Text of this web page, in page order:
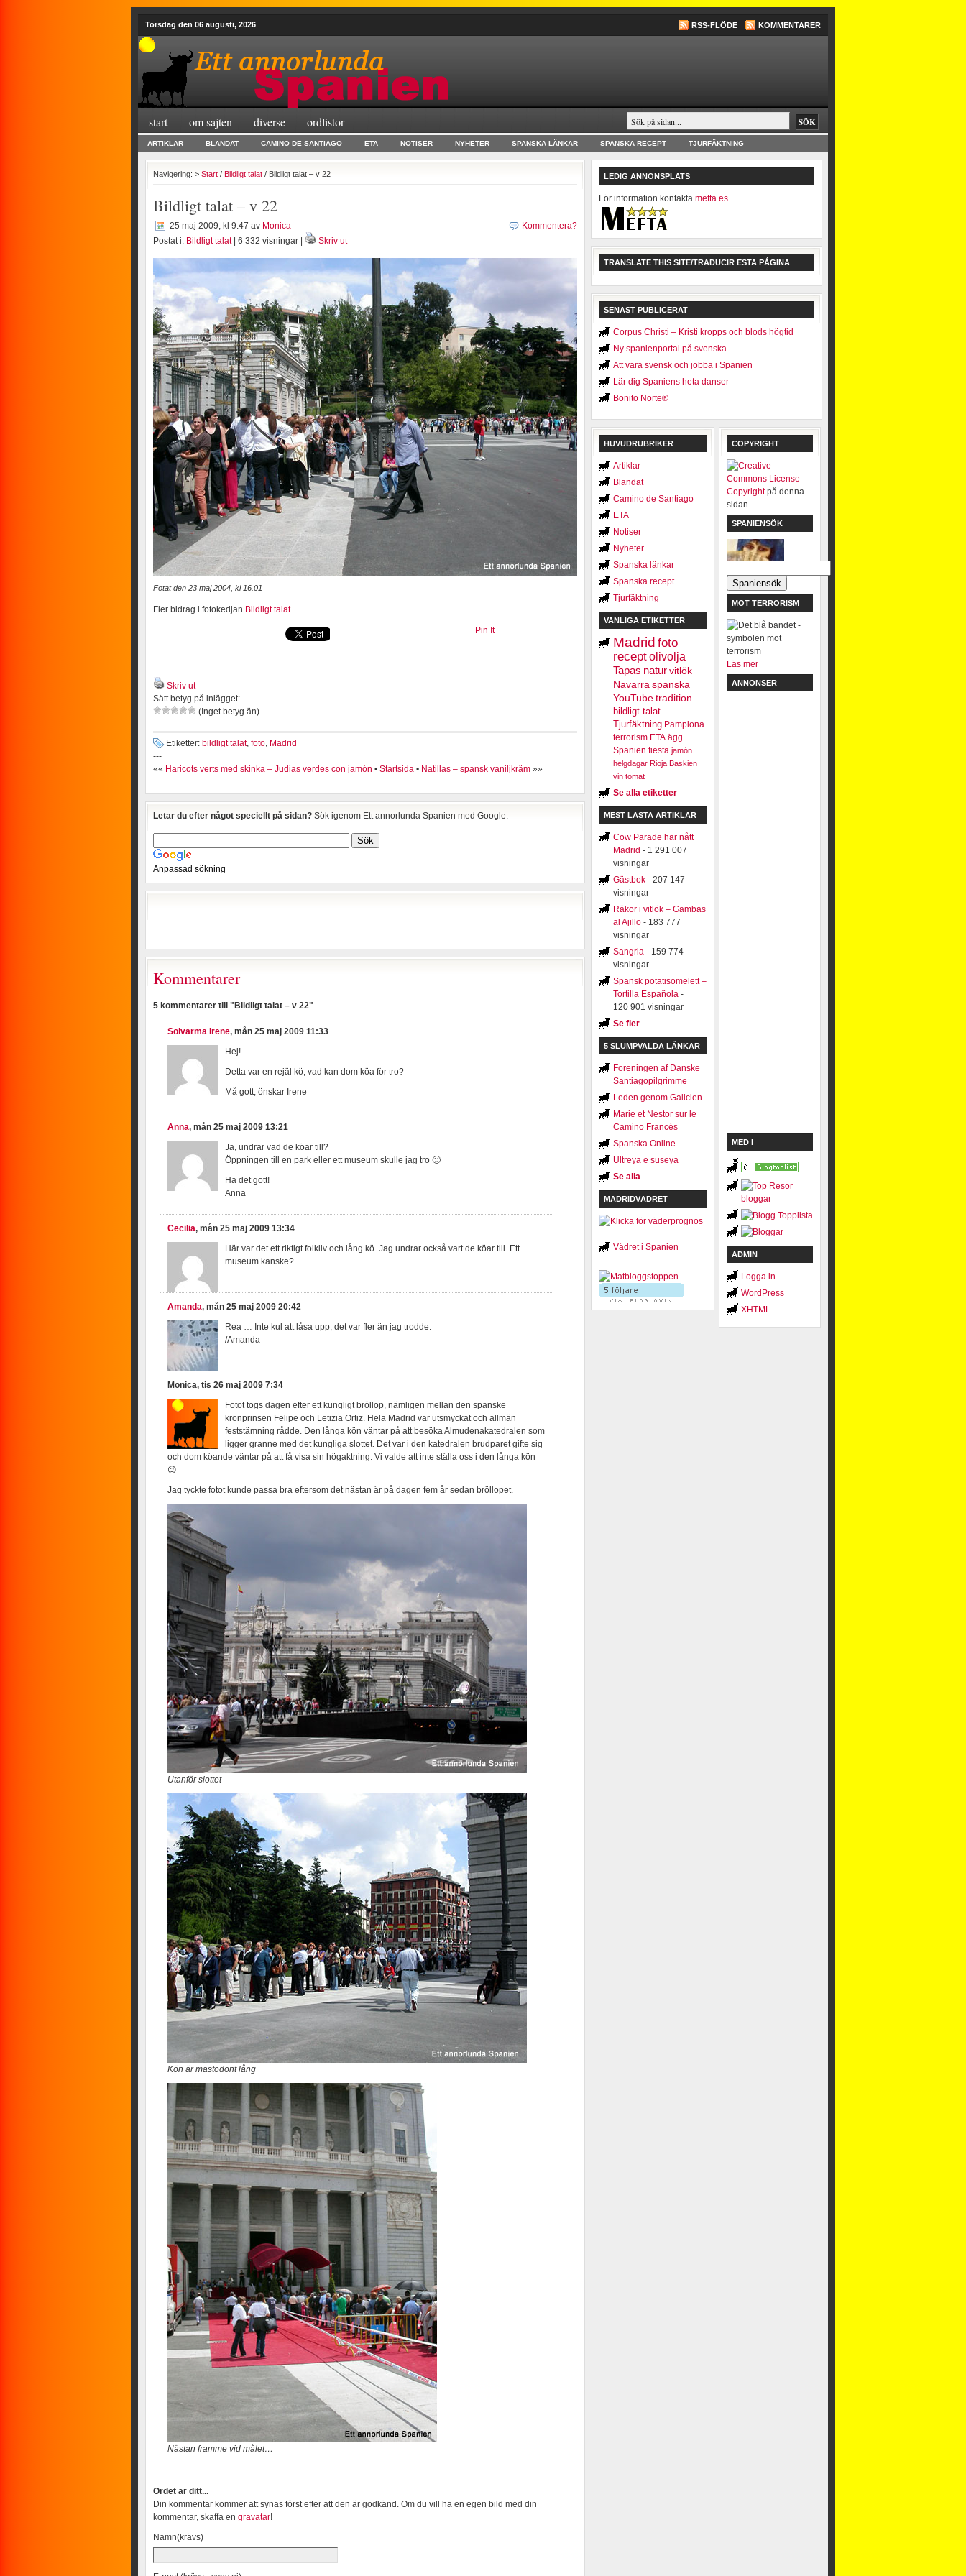
Torsdag den 06 augusti, 2026 RSS-FLÖDE KOMMENTARER
start om sajten diverse ordlistor
ARTIKLAR BLANDAT CAMINO DE SANTIAGO ETA NOTISER NYHETER SPANSKA LÄNKAR SPANSKA RECEPT TJURFÄKTNING
Navigering: > Start / Bildligt talat / Bildligt talat – v 22
Bildligt talat – v 22
25 maj 2009, kl 9:47 av Monica
Postat i: Bildligt talat| 6 332 visningar | Skriv ut
Kommentera?
Fotat den 23 maj 2004, kl 16.01
Fler bidrag i fotokedjan Bildligt talat.
Pin It
Skriv ut
Sätt betyg på inlägget:
(Inget betyg än)
Etiketter: bildligt talat, foto, Madrid
---
«« Haricots verts med skinka – Judias verdes con jamón • Startsida • Natillas – spansk vaniljkräm »»
Letar du efter något speciellt på sidan? Sök igenom Ett annorlunda Spanien med Google:
Anpassad sökning
Kommentarer
5 kommentarer till "Bildligt talat – v 22"
Solvarma Irene, mån 25 maj 2009 11:33
Hej!
Detta var en rejäl kö, vad kan dom köa för tro?
Må gott, önskar Irene
Anna, mån 25 maj 2009 13:21
Ja, undrar vad de köar till?
Öppningen till en park eller ett museum skulle jag tro 🙂
Ha det gott!
Anna
Cecilia, mån 25 maj 2009 13:34
Här var det ett riktigt folkliv och lång kö. Jag undrar också vart de köar till. Ett
museum kanske?
Amanda, mån 25 maj 2009 20:42
Rea … Inte kul att låsa upp, det var fler än jag trodde.
/Amanda
Monica, tis 26 maj 2009 7:34
Fotot togs dagen efter ett kungligt bröllop, nämligen mellan den spanske
kronprinsen Felipe och Letizia Ortiz. Hela Madrid var utsmyckat och allmän
feststämning rådde. Den långa kön väntar på att besöka Almudenakatedralen som
ligger granne med det kungliga slottet. Det var i den katedralen brudparet gifte sig
och dom köande väntar på att få visa sin högaktning. Vi valde att inte ställa oss i den långa kön
😉
Jag tyckte fotot kunde passa bra eftersom det nästan är på dagen fem år sedan bröllopet.
Utanför slottet
Kön är mastodont lång
Nästan framme vid målet…
Ordet är ditt...
Din kommentar kommer att synas först efter att den är godkänd. Om du vill ha en egen bild med din
kommentar, skaffa en gravatar!
Namn(krävs)
LEDIG ANNONSPLATS
För information kontakta mefta.es
TRANSLATE THIS SITE/TRADUCIR ESTA PÁGINA
SENAST PUBLICERAT
Corpus Christi – Kristi kropps och blods högtid
Ny spanienportal på svenska
Att vara svensk och jobba i Spanien
Lär dig Spaniens heta danser
Bonito Norte®
HUVUDRUBRIKER
Artiklar
Blandat
Camino de Santiago
ETA
Notiser
Nyheter
Spanska länkar
Spanska recept
Tjurfäktning
VANLIGA ETIKETTER
Madrid foto
receptolivolja
Tapas naturvitlök
Navarra spanska
YouTube tradition
bildligt talat
Tjurfäktning Pamplona
terrorism ETA ägg
Spanien fiesta jamón
helgdagar Rioja Baskien
vin tomat
Se alla etiketter
MEST LÄSTA ARTIKLAR
Cow Parade har nått
Madrid - 1 291 007
visningar
Gästbok - 207 147
visningar
Räkor i vitlök – Gambas
al Ajillo - 183 777
visningar
Sangria - 159 774
visningar
Spansk potatisomelett –
Tortilla Española -
120 901 visningar
Se fler
5 SLUMPVALDA LÄNKAR
Foreningen af Danske
Santiagopilgrimme
Leden genom Galicien
Marie et Nestor sur le
Camino Francés
Spanska Online
Ultreya e suseya
Se alla
MADRIDVÄDRET
Vädret i Spanien
COPYRIGHT
Copyrightpå denna
sidan.
SPANIENSÖK
MOT TERRORISM
Läs mer
ANNONSER
MED I
ADMIN
Logga in
WordPress
XHTML